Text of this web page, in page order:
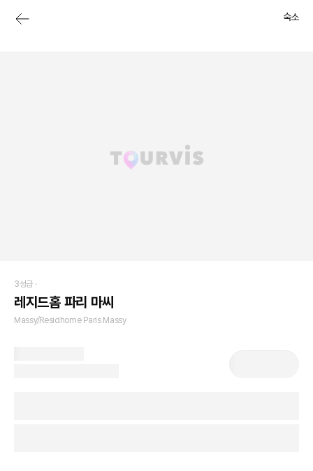
숙소
3성급 ·
레지드홈 파리 마씨
Massy/Residhome Paris Massy